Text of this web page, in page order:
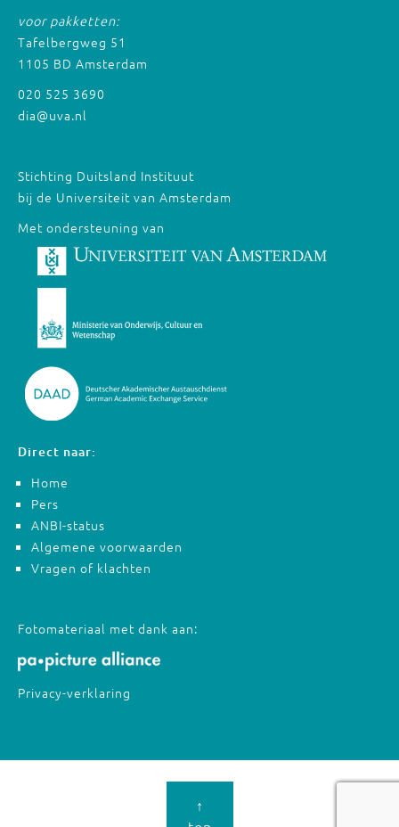
voor pakketten:
Tafelbergweg 51
1105 BD Amsterdam
020 525 3690
dia@uva.nl
Stichting Duitsland Instituut
bij de Universiteit van Amsterdam
Met ondersteuning van
Direct naar:
Home
Pers
ANBI-status
Algemene voorwaarden
Vragen of klachten
Fotomateriaal met dank aan:
Privacy-verklaring
↑